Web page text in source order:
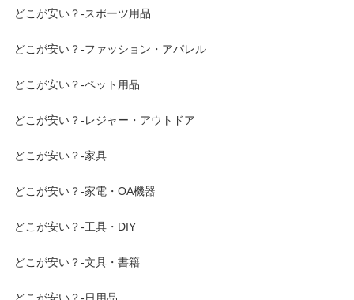
どこが安い？-スポーツ用品
どこが安い？-ファッション・アパレル
どこが安い？-ペット用品
どこが安い？-レジャー・アウトドア
どこが安い？-家具
どこが安い？-家電・OA機器
どこが安い？-工具・DIY
どこが安い？-文具・書籍